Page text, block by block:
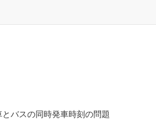
バスの同時発車時刻の問題